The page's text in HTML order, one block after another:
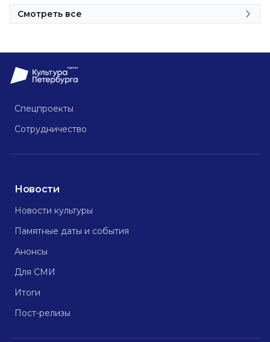
Смотреть все
Спецпроекты
Сотрудничество
Новости
Новости культуры
Памятные даты и события
Анонсы
Для СМИ
Итоги
Пост-релизы